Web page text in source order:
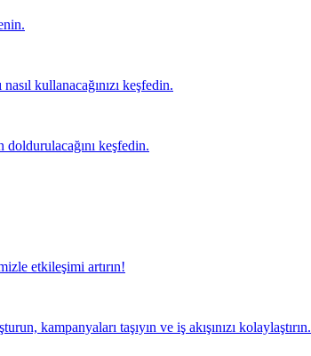
kullanacağınızı keşfedin.
keşfedin.
etkileşimi artırın!
kampanyaları taşıyın ve iş akışınızı kolaylaştırın.